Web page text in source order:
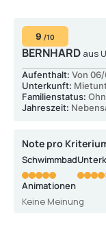
9 /10
BERNHARD aus
Aufenthalt: Von
Unterkunft:
Familienstatus:
Jahreszeit:
Note pro
Schwimmbad
Animationen
Keine Meinung